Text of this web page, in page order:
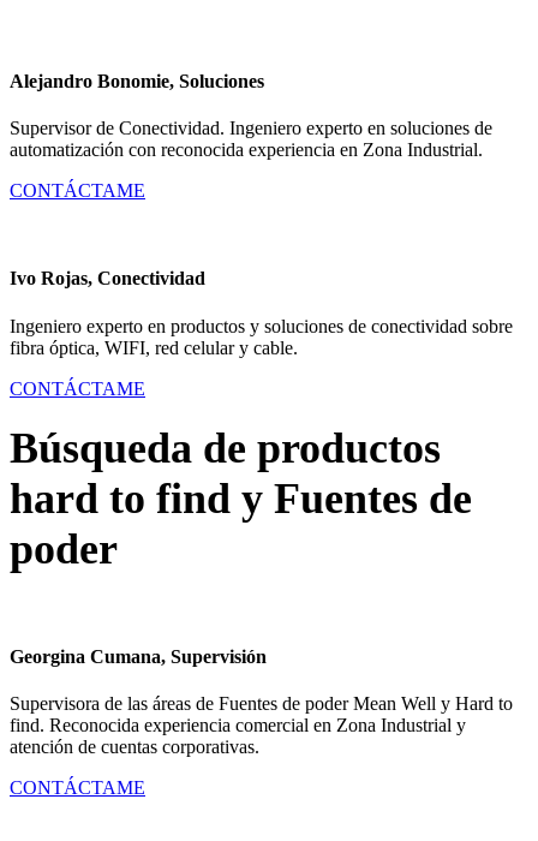
Alejandro Bonomie, Soluciones
Supervisor de Conectividad. Ingeniero experto en soluciones de
automatización con reconocida experiencia en Zona Industrial.
CONTÁCTAME
Ivo Rojas, Conectividad
Ingeniero experto en productos y soluciones de conectividad sobre
fibra óptica, WIFI, red celular y cable.
CONTÁCTAME
Búsqueda de productos
hard to find y Fuentes de
poder
Georgina Cumana, Supervisión
Supervisora de las áreas de Fuentes de poder Mean Well y Hard to
find. Reconocida experiencia comercial en Zona Industrial y
atención de cuentas corporativas.
CONTÁCTAME